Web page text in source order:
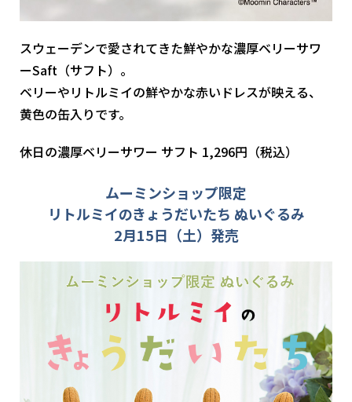
スウェーデンで愛されてきた鮮やかな濃厚ベリーサワ
ーSaft（サフト）。
ベリーやリトルミイの鮮やかな赤いドレスが映える、
黄色の缶入りです。
休日の濃厚ベリーサワー サフト 1,296円（税込）
ムーミンショップ限定
リトルミイのきょうだいたち ぬいぐるみ
2月15日（土）発売